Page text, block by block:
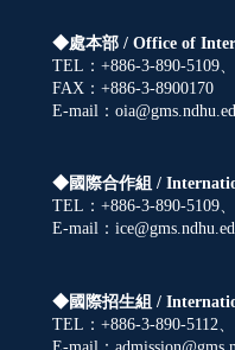
◆處本部 / Office of
TEL：+886-3-890-5109
FAX：+886-3-8900170
E-mail：
◆國際合作組 /
TEL：+886-3-890-5109
E-mail：
◆國際招生組 /
TEL：+886-3-890-5112